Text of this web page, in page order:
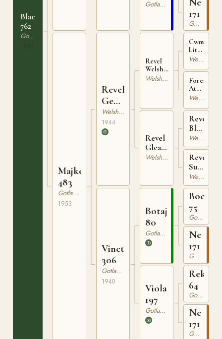
Blacka
762
Gotlandsruss
Majken
483
Gotlandsruss
1953
Revel
General
106 Welshponny
1944
Vineta
306
Gotlandsruss
1940
Gotlandsruss
Revel
Welsh
ModelWelsh Mountain
Revel
Gleam
WSBWelsh Mountain
Botajr
80
Gotlandsruss
Viola
197
Gotlandsruss
171
Gotlandsruss
Cwmforest
Little
Jack
1418
Welsh Mountain
Forest
Atom's
Swell
7319
Welsh Mountain
Revel
WSB
1611
Welsh Mountain
Revel
Sunrise
WSB
9033
Welsh Mountain
Bocack
75
Gotlandsruss
Netta
171
Gotlandsruss
Rekord
64
Gotlandsruss
Netta
171
Gotlandsruss